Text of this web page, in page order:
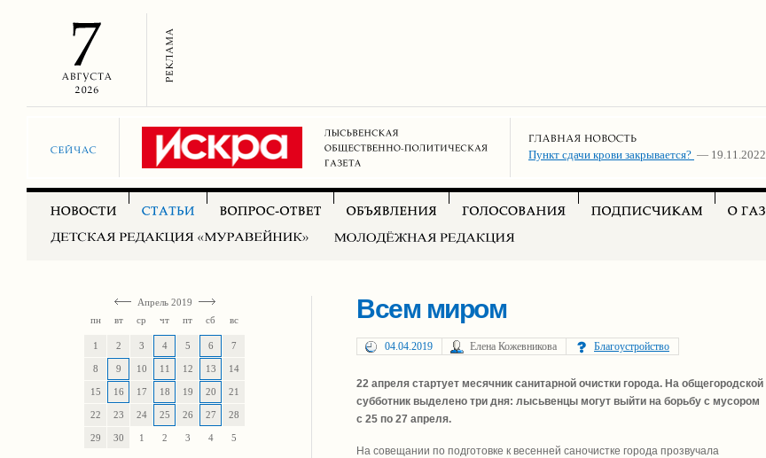
Пункт сдачи крови закрывается? — 19.11.2022
Апрель 2019
пн
вт ср чт пт сб вс
1 2 3 4 5 6 7
8 9 10 11 12 13 14
15 16 17 18 19 20 21
22 23 24 25 26 27 28
29 30 1 2 3 4 5
Всем миром
04.04.2019 Елена Кожевникова Благоустройство
22 апреля стартует месячник санитарной очистки города. На общегородской
субботник выделено три дня: лысьвенцы могут выйти на борьбу с мусором
с 25 по 27 апреля.
На совещании по подготовке к весенней саночистке города прозвучала